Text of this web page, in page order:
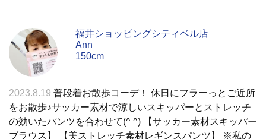
福井ショッピングシティベル店
Ann
150cm
2023.8.19 普段着お散歩コーデ！ 休日にフラーっとご近所
をお散歩♪サッカー素材で涼しいスキッパーとストレッチ
の効いたパンツを合わせて(^ ^) 【サッカー素材スキッパー
ブラウス】 【美ストレッチ素材レギンスパンツ】 ※私の